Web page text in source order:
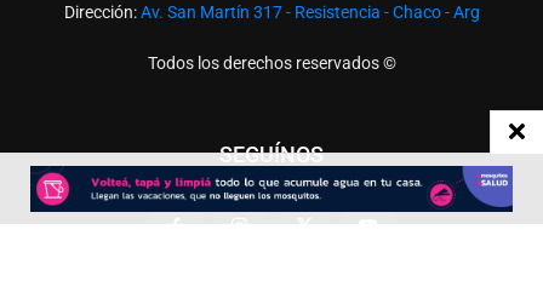
Dirección:Av. San Martín 317 - Resistencia - Chaco - Arg
Todos los derechos reservados ©
SEGUÍNOS